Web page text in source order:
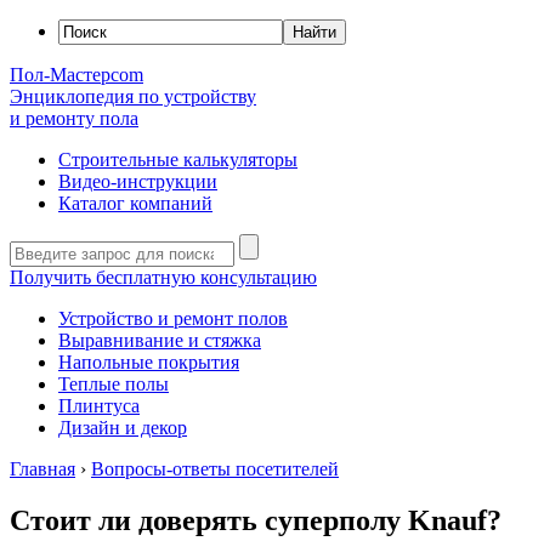
Пол-Мастерcom
Энциклопедия по устройству
и ремонту пола
Строительные калькуляторы
Видео-инструкции
Каталог компаний
Получить бесплатную консультацию
Устройство и ремонт полов
Выравнивание и стяжка
Напольные покрытия
Теплые полы
Плинтуса
Дизайн и декор
Главная › Вопросы-ответы посетителей
Стоит ли доверять суперполу Knauf?